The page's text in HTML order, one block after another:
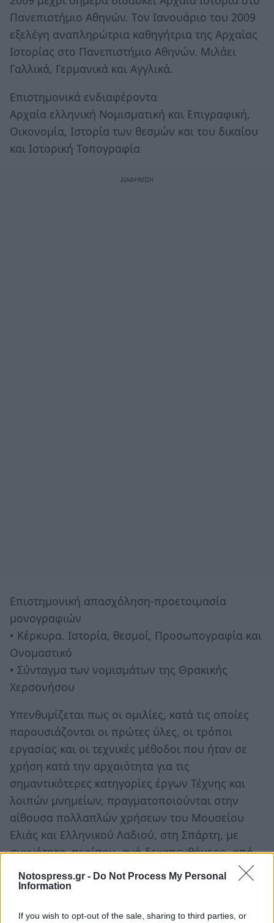
Notospress.gr - Do Not Process My Personal
Information
If you wish to opt-out of the sale, sharing to third parties, or
Πανεπιστήμιο Αθηνών. Τον Ιανουάριο του 2009
εξελέγη αναπληρώτρια καθηγήτρια της Αρχαίας
Ιστορίας στο Πανεπιστήμιο Αθηνών. Μιλάει
Γαλλικά, Γερμανικά και Αγγλικά.
Επιστημονικά ενδιαφέροντα
Αρχαία ελληνική Νομισματική και Επιγραφική,
Οικονομία, Ιστορία των θεσμών και του δικαίου
και Ιστορική Τοπογραφία
Επιστημονική απασχόληση-προετοιμασία
μονογραφιών
• Κέρκυρα. Ιστορία, θεσμοί, Προσωπογραφία και
Ονομαστικό
• Σύνταγμα των νομισμάτων της Θρακικής
Χερσονήσου
Υπενθυμίζεται πως οι ομιλίες, κατά τις οποίες
παρουσιάζονται οι πρώτες ύλες, οι τρόποι
εργασίας και οι τεχνικές μέθοδοι που ήταν σε
χρήση κατά την αρχαιότητα για τις
σημαντικότερες κατηγορίες έργων Τέχνης και
λοιπών μνημείων, πραγματοποιούνται στην
αίθουσα πολλαπλών χρήσεων του Μουσείου
Ελιάς και Ελληνικού Λαδιού, στη Σπάρτη, με
συχνότητα, περίπου, ανά δεκαπενθήμερο, από
τις αρχές Οκτωβρίου μέχρι το τέλος
Φεβρουαρίου.